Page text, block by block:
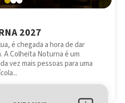
2027
é chegada a hora de dar
A Colheita Noturna é um
vez mais pessoas para uma